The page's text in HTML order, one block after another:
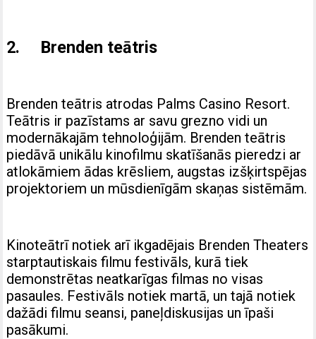
2. Brenden teātris
Brenden teātris atrodas Palms Casino Resort.
Teātris ir pazīstams ar savu grezno vidi un
modernākajām tehnoloģijām. Brenden teātris
piedāvā unikālu kinofilmu skatīšanās pieredzi ar
atlokāmiem ādas krēsliem, augstas izšķirtspējas
projektoriem un mūsdienīgām skaņas sistēmām.
Kinoteātrī notiek arī ikgadējais Brenden Theaters
starptautiskais filmu festivāls, kurā tiek
demonstrētas neatkarīgas filmas no visas
pasaules. Festivāls notiek martā, un tajā notiek
dažādi filmu seansi, paneļdiskusijas un īpaši
pasākumi.